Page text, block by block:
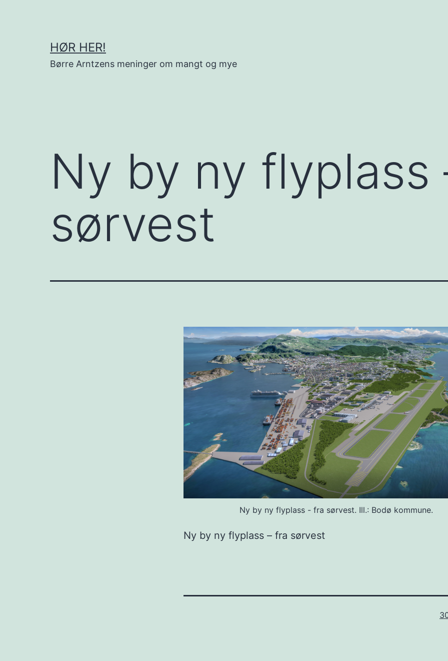
HØR HER!
Børre Arntzens meninger om mangt og mye
Ny by ny flyplass
sørvest
Ny by ny flyplass - fra sørvest. Ill.: Bodø kommune.
Ny by ny flyplass – fra sørvest